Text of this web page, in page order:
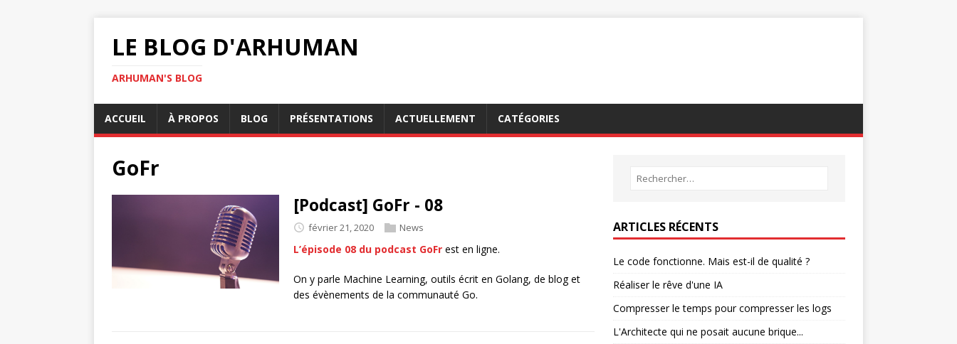
LE BLOG D'ARHUMAN
ARHUMAN'S BLOG
ACCUEIL À PROPOS BLOG PRÉSENTATIONS ACTUELLEMENT CATÉGORIES
GoFr
[Podcast] GoFr - 08
février 21, 2020 News
L’épisode 08 du podcast GoFr est en ligne.
On y parle Machine Learning, outils écrit en Golang, de blog et
des évènements de la communauté Go.
ARTICLES RÉCENTS
Le code fonctionne. Mais est-il de qualité ?
Réaliser le rêve d'une IA
Compresser le temps pour compresser les logs
L'Architecte qui ne posait aucune brique...